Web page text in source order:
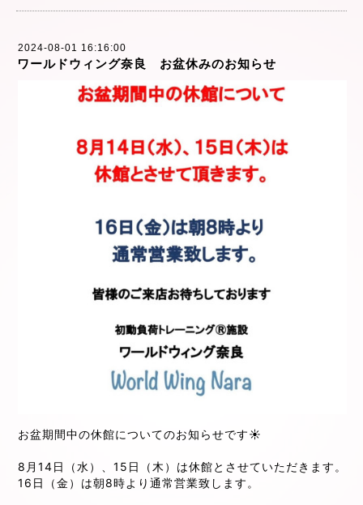
2024-08-01 16:16:00
ワールドウィング奈良 お盆休みのお知らせ
お盆期間中の休館についてのお知らせです☀️
8月14日（水）、15日（木）は休館とさせていただきます。
16日（金）は朝8時より通常営業致します。